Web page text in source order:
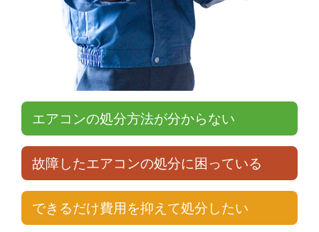
エアコンの処分方法が分からない
故障したエアコンの処分に困っている
できるだけ費用を抑えて処分したい